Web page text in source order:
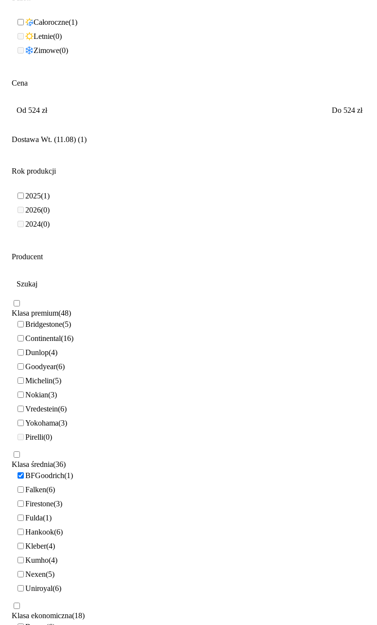
Całoroczne 1
Letnie 0
Zimowe 0
Cena
Dostawa Wt. (11.08) 1
Rok produkcji
2025 1
2026 0
2024 0
Producent
Klasa premium 48
Bridgestone 5
Continental 16
Dunlop 4
Goodyear 6
Michelin 5
Nokian 3
Vredestein 6
Yokohama 3
Pirelli 0
Klasa średnia 36
BFGoodrich 1
Falken 6
Firestone 3
Fulda 1
Hankook 6
Kleber 4
Kumho 4
Nexen 5
Uniroyal 6
Klasa ekonomiczna 18